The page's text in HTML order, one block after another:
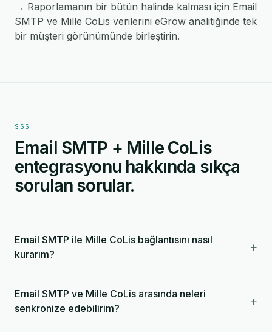
→ Raporlamanın bir bütün halinde kalması için Email
SMTP ve Mille CoLis verilerini eGrow analitiğinde tek
bir müşteri görünümünde birleştirin.
SSS
Email SMTP + Mille CoLis
entegrasyonu hakkında sıkça
sorulan sorular.
Email SMTP ile Mille CoLis bağlantısını nasıl
kurarım?
+
Email SMTP ve Mille CoLis arasında neleri
senkronize edebilirim?
+